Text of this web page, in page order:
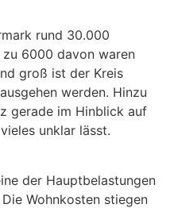
rund 30.000
zu 6000 davon waren
groß ist der Kreis
werden. Hinzu
gerade im Hinblick auf
unklar lässt.
der Hauptbelastungen
Wohnkosten stiegen